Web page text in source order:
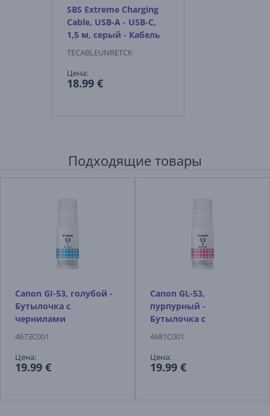
SBS Extreme Charging
Cable, USB-A - USB-C,
1,5 м, серый - Кабель
TECABLEUNRETCK
Цена:
18.99 €
Подходящие товары
Canon GI-53, голубой -
Бутылочка с
чернилами
4673C001
Цена:
19.99 €
Canon GL-53,
пурпурный -
Бутылочка с
чернилами
4681C001
Цена:
19.99 €